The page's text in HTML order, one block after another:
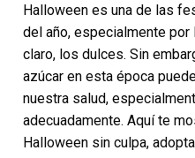
Halloween es una de las
del año, especialmente
claro, los dulces. Sin
azúcar en esta época
nuestra salud,
adecuadamente. Aquí te
Halloween sin culpa,